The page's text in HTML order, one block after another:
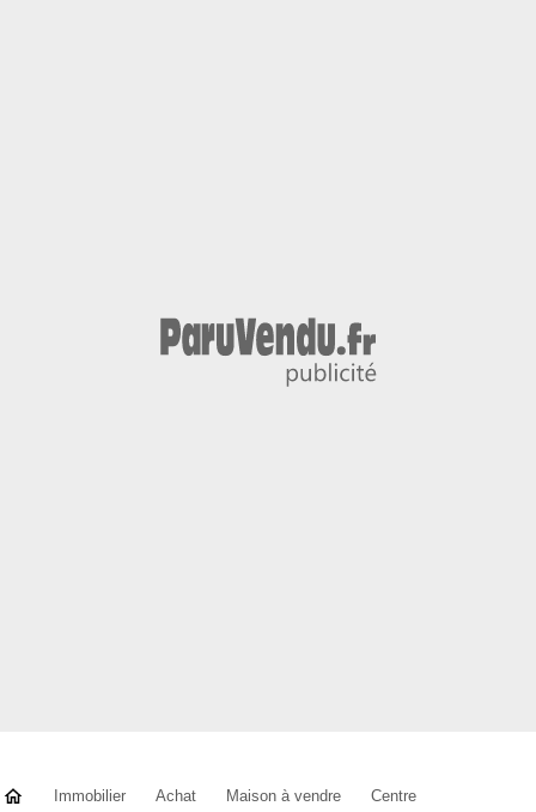
Immobilier Achat Maison à vendre
Centre